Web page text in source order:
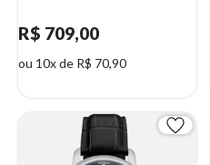
R$ 709,00
ou 10x de R$ 70,90